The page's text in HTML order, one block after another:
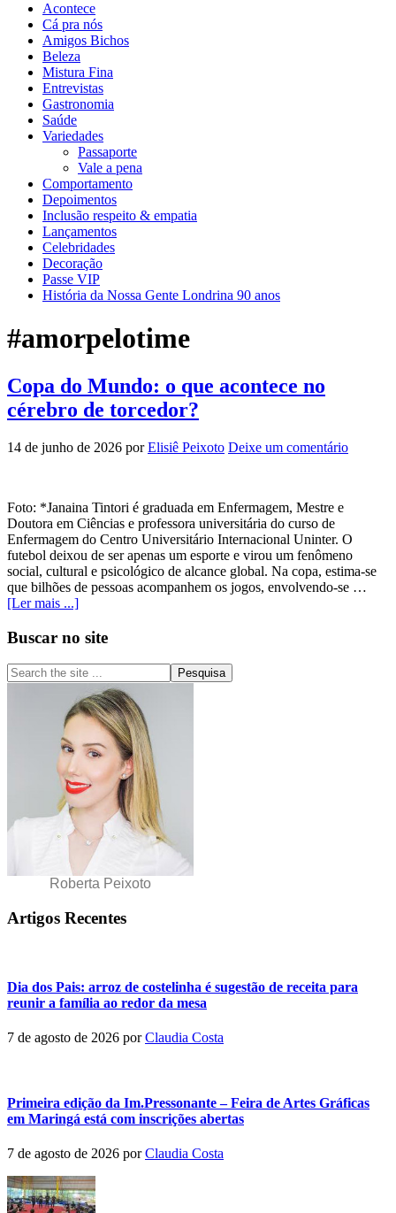
Acontece
Cá pra nós
Amigos Bichos
Beleza
Mistura Fina
Entrevistas
Gastronomia
Saúde
Variedades
Passaporte
Vale a pena
Comportamento
Depoimentos
Inclusão respeito & empatia
Lançamentos
Celebridades
Decoração
Passe VIP
História da Nossa Gente Londrina 90 anos
#amorpelotime
Copa do Mundo: o que acontece no
cérebro de torcedor?
14 de junho de 2026 porElisiê Peixoto Deixe um comentário
Foto: *Janaina Tintori é graduada em Enfermagem, Mestre e
Doutora em Ciências e professora universitária do curso de
Enfermagem do Centro Universitário Internacional Uninter. O
futebol deixou de ser apenas um esporte e virou um fenômeno
social, cultural e psicológico de alcance global. Na copa, estima-se
que bilhões de pessoas acompanhem os jogos, envolvendo-se …
[Ler mais ...]
Buscar no site
Roberta Peixoto
Artigos Recentes
Dia dos Pais: arroz de costelinha é sugestão de receita para
reunir a família ao redor da mesa
7 de agosto de 2026 porClaudia Costa
Primeira edição da Im.Pressonante – Feira de Artes Gráficas
em Maringá está com inscrições abertas
7 de agosto de 2026 porClaudia Costa